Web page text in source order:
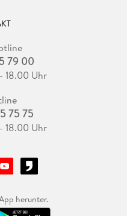
79 00
18.00 Uhr
75 75
18.00 Uhr
herunter.